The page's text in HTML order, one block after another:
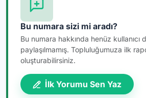
Bu numara sizi mi aradı?
Bu numara hakkında henüz kullanıcı
paylaşılmamış. Topluluğumuza ilk
oluşturabilirsiniz.
İlk Yorumu Sen Yaz